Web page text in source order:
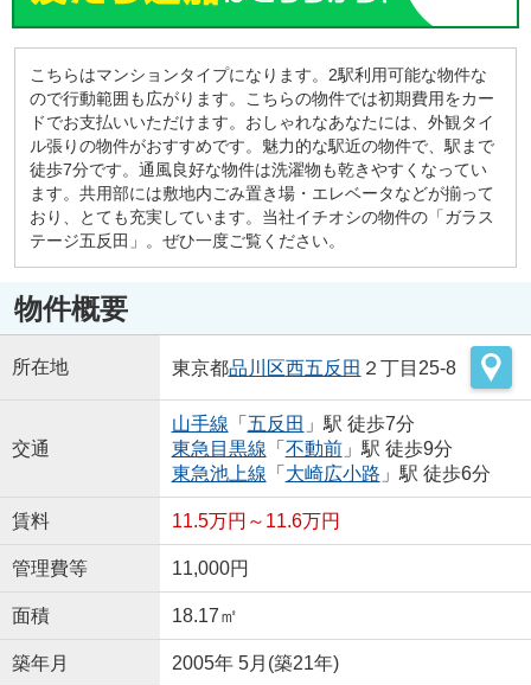
こちらはマンションタイプになります。2駅利用可能な物件な
ので行動範囲も広がります。こちらの物件では初期費用をカー
ドでお支払いいただけます。おしゃれなあなたには、外観タイ
ル張りの物件がおすすめです。魅力的な駅近の物件で、駅まで
徒歩7分です。通風良好な物件は洗濯物も乾きやすくなってい
ます。共用部には敷地内ごみ置き場・エレベータなどが揃って
おり、とても充実しています。当社イチオシの物件の「ガラス
テージ五反田」。ぜひ一度ご覧ください。
物件概要
所在地 東京都品川区西五反田 ２丁目25-8
交通
山手線 「 五反田 」駅 徒歩7分
東急目黒線 「 不動前」駅 徒歩9分
東急池上線 「 大崎広小路 」駅 徒歩6分
賃料 11.5万円～11.6万円
管理費等 11,000円
面積 18.17㎡
築年月 2005年 5月(築21年)